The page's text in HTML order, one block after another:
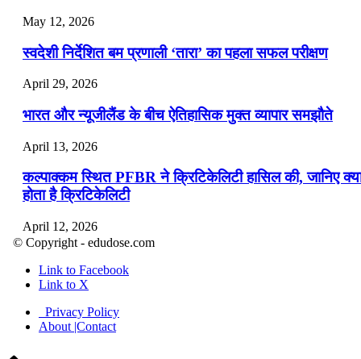
May 12, 2026
स्वदेशी निर्देशित बम प्रणाली ‘तारा’ का पहला सफल परीक्षण
April 29, 2026
भारत और न्यूजीलैंड के बीच ऐतिहासिक मुक्त व्यापार समझौते
April 13, 2026
कल्पाक्कम स्थित PFBR ने क्रिटिकेलिटी हासिल की, जानिए
होता है क्रिटिकेलिटी
April 12, 2026
April 9, 2026
नासा का आर्टेमिस-2 मिशन: मनुष्य एक बार फिर से चंद्रमा के
पहुंचा
© Copyright - edudose.com
Link to Facebook
Link to X
Privacy Policy
About |Contact